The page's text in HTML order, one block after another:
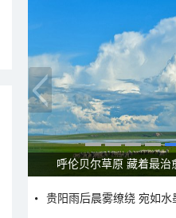
呼伦贝尔草原 藏着最治
贵阳雨后晨雾缭绕 宛如水